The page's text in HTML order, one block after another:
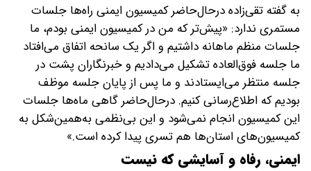
به گفته تقی‌زاده درحال‌حاضر کمیسیون ایمنی راه‌ها جلسات
مستمری ندارد: «پیش‌تر که من در کمیسیون ایمنی بودم، ما
جلسات منظم ماهانه داشتیم و اگر یک سانحه اتفاق می‌افتاد
ما جلسه فوق‌العاده تشکیل می‌دادیم و خبرنگاران پشت در
جلسه منتظر می‌ایستادند و ما پس از پایان جلسه موظف
بودیم که اطلاع‌رسانی کنیم. درحال‌حاضر گاهی ماه‌ها جلسات
این کمیسیون انجام نمی‌شود و این بی‌نظمی به‌همین‌شکل به
کمیسیون‌های استان‌ها هم تسری پیدا کرده است.»
ایمنی، رفاه و آسایشی که نیست